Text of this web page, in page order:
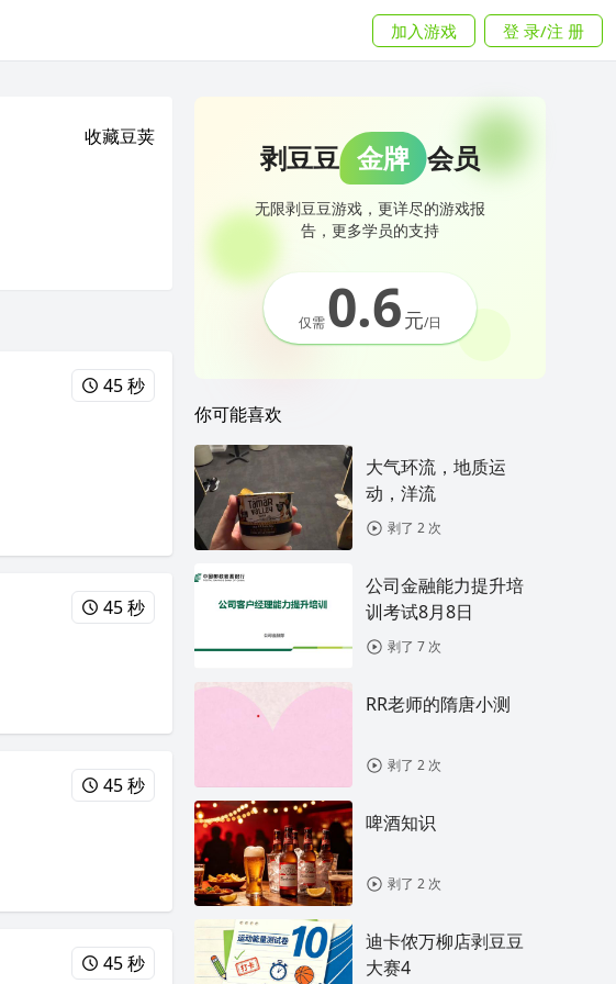
加入游戏 登 录/注 册
收藏豆荚
45 秒
45 秒
45 秒
45 秒
剥豆豆 金牌 会员
无限剥豆豆游戏，更详尽的游戏报
告，更多学员的支持
仅需0.6元/日
你可能喜欢
大气环流，地质运
动，洋流
剥了 2 次
公司金融能力提升培
训考试8月8日
剥了 7 次
RR老师的隋唐小测
剥了 2 次
啤酒知识
剥了 2 次
迪卡侬万柳店剥豆豆
大赛4